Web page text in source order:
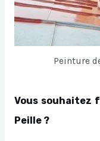
Peinture
Vous souhaitez
Peille ?